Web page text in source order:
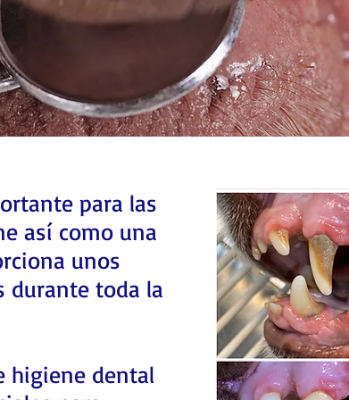
para las
así como una
unos
durante toda la
higiene dental